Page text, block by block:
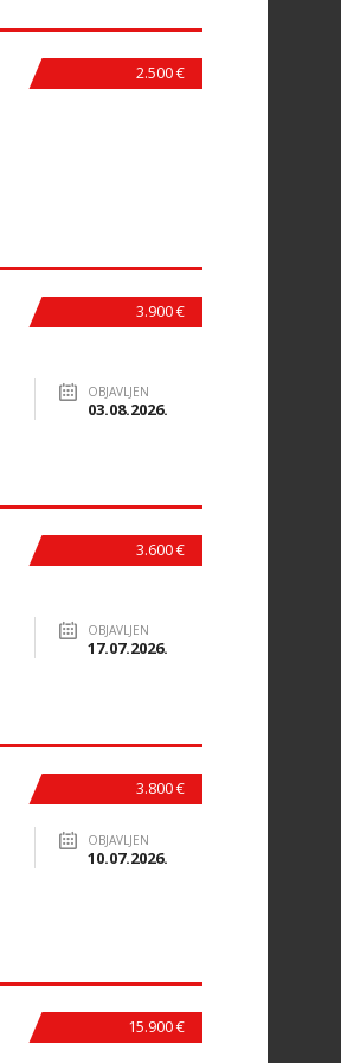
2.500 €
3.900 €
OBJAVLJEN
03.08.2026.
3.600 €
OBJAVLJEN
17.07.2026.
3.800 €
OBJAVLJEN
10.07.2026.
15.900 €